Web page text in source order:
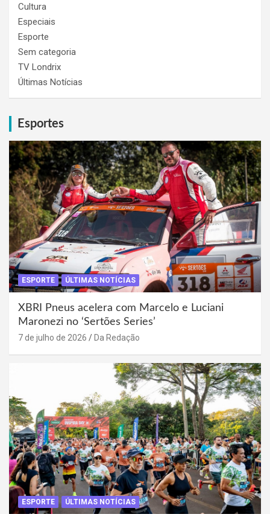
Cultura
Especiais
Esporte
Sem categoria
TV Londrix
Últimas Notícias
Esportes
ESPORTE ÚLTIMAS NOTÍCIAS
XBRI Pneus acelera com Marcelo e Luciani
Maronezi no ‘Sertões Series’
7 de julho de 2026 Da Redação
ESPORTE ÚLTIMAS NOTÍCIAS